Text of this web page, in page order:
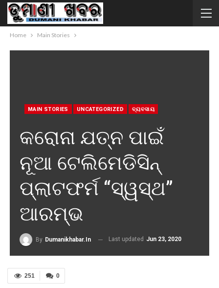
Home Main Stories
MAIN STORIES UNCATEGORIZED ବ୍ୟବସାୟ
କରୋନା ଯତ୍ନ ପାଇଁ
ନୂଆ ଟେଲିମେଡିସିନ୍
ପ୍ଲାଟଫର୍ମ “ସ୍ୱସ୍ଥ”
ଆରମ୍ଭ
By Dumanikhabar.in Last updated Jun 23, 2020
0
251